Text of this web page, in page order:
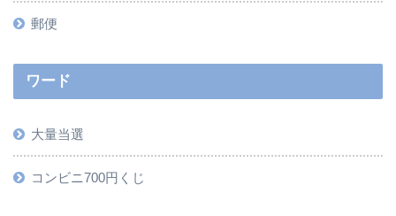
郵便
ワード
大量当選
コンビニ700円くじ